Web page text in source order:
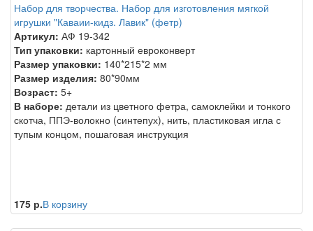
Набор для творчества. Набор для изготовления мягкой
игрушки "Каваии-кидз. Лавик" (фетр)
Артикул: АФ 19-342
Тип упаковки: картонный евроконверт
Размер упаковки: 140*215*2 мм
Размер изделия: 80*90мм
Возраст: 5+
В наборе: детали из цветного фетра, самоклейки и тонкого
скотча, ППЭ-волокно (синтепух), нить, пластиковая игла с
тупым концом, пошаговая инструкция
175 р.В корзину